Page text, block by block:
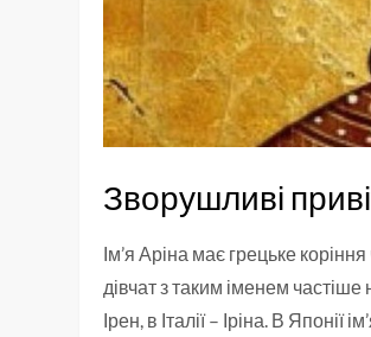
Зворушливі
Ім’я Аріна має грецьке
дівчат з таким іменем частіше
Ірен, в Італії – Іріна. В